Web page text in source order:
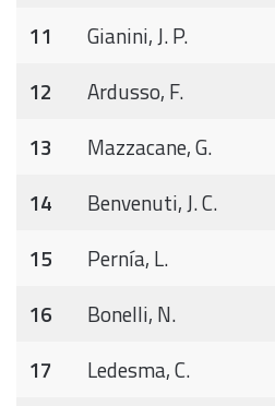
11 Gianini, J. P.
12
Ardusso, F.
13
Mazzacane, G.
14
Benvenuti, J. C.
15
Pernía, L.
16
Bonelli, N.
17
Ledesma, C.